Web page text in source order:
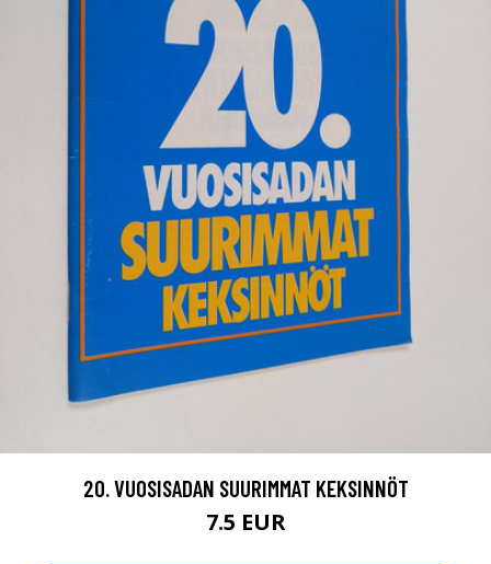
20. VUOSISADAN SUURIMMAT KEKSINNÖT
7.5 EUR